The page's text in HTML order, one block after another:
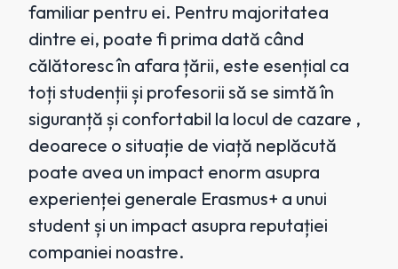
familiar pentru ei. Pentru majoritatea
dintre ei, poate fi prima dată când
călătoresc în afara țării, este esențial ca
toți studenții și profesorii să se simtă în
siguranță și confortabil la locul de cazare ,
deoarece o situație de viață neplăcută
poate avea un impact enorm asupra
experienței generale Erasmus+ a unui
student și un impact asupra reputației
companiei noastre.